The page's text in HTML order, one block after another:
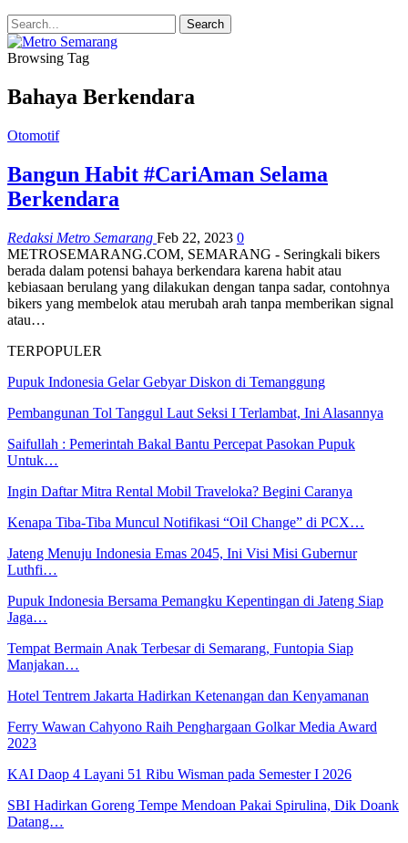
Browsing Tag
Bahaya Berkendara
Otomotif
Bangun Habit #CariAman Selama
Berkendara
Redaksi Metro Semarang Feb 22, 2023 0
METROSEMARANG.COM, SEMARANG - Seringkali bikers
berada dalam potensi bahaya berkendara karena habit atau
kebiasaan berulang yang dilakukan dengan tanpa sadar, contohnya
bikers yang membelok atau merubah arah tanpa memberikan signal
atau…
TERPOPULER
Pupuk Indonesia Gelar Gebyar Diskon di Temanggung
Pembangunan Tol Tanggul Laut Seksi I Terlambat, Ini Alasannya
Saifullah : Pemerintah Bakal Bantu Percepat Pasokan Pupuk
Untuk…
Ingin Daftar Mitra Rental Mobil Traveloka? Begini Caranya
Kenapa Tiba-Tiba Muncul Notifikasi “Oil Change” di PCX…
Jateng Menuju Indonesia Emas 2045, Ini Visi Misi Gubernur
Luthfi…
Pupuk Indonesia Bersama Pemangku Kepentingan di Jateng Siap
Jaga…
Tempat Bermain Anak Terbesar di Semarang, Funtopia Siap
Manjakan…
Hotel Tentrem Jakarta Hadirkan Ketenangan dan Kenyamanan
Ferry Wawan Cahyono Raih Penghargaan Golkar Media Award
2023
KAI Daop 4 Layani 51 Ribu Wisman pada Semester I 2026
SBI Hadirkan Goreng Tempe Mendoan Pakai Spirulina, Dik Doank
Datang…